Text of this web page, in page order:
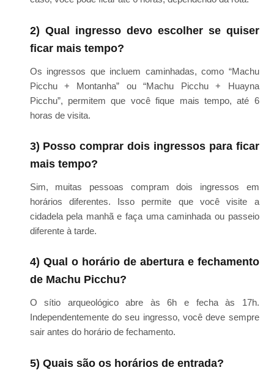
2) Qual ingresso devo escolher se quiser
ficar mais tempo?
Os ingressos que incluem caminhadas, como “Machu
Picchu + Montanha” ou “Machu Picchu + Huayna
Picchu”, permitem que você fique mais tempo, até 6
horas de visita.
3) Posso comprar dois ingressos para ficar
mais tempo?
Sim, muitas pessoas compram dois ingressos em
horários diferentes. Isso permite que você visite a
cidadela pela manhã e faça uma caminhada ou passeio
diferente à tarde.
4) Qual o horário de abertura e fechamento
de Machu Picchu?
O sítio arqueológico abre às 6h e fecha às 17h.
Independentemente do seu ingresso, você deve sempre
sair antes do horário de fechamento.
5) Quais são os horários de entrada?